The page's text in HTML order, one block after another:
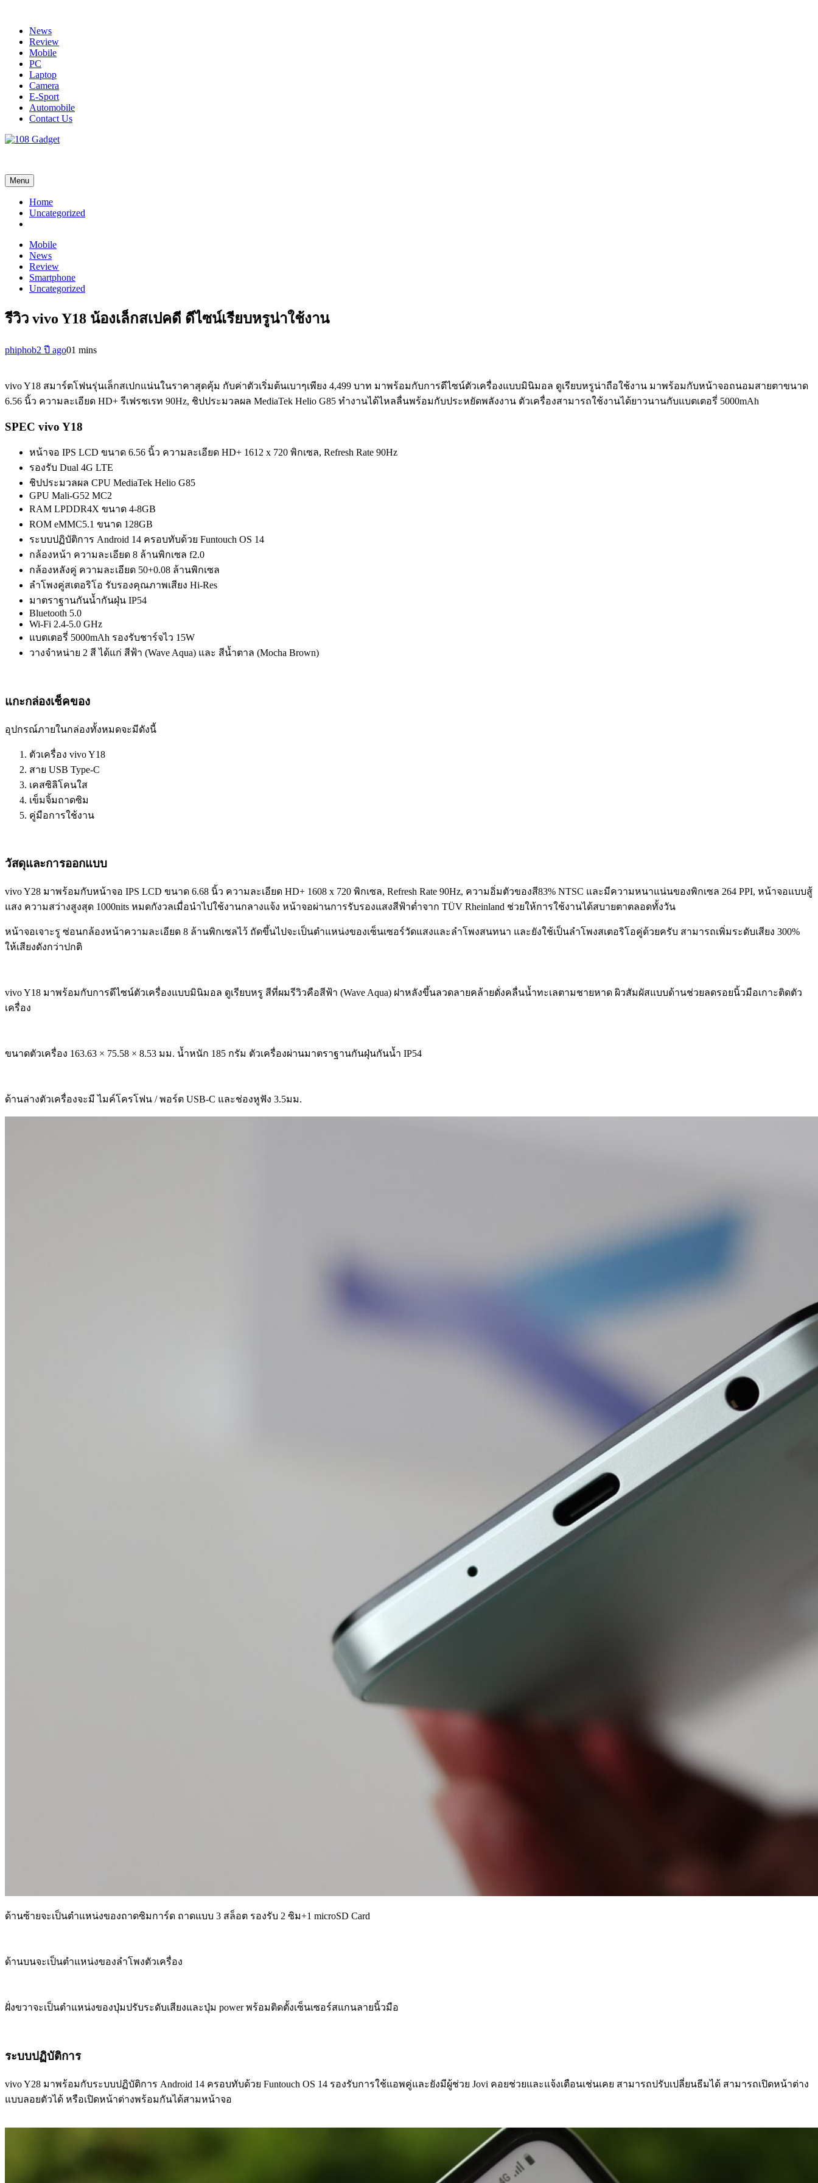
contentNews
Review
Mobile
PC
Laptop
Camera
E-Sport
Automobile
Contact Us
Menu
Home
Uncategorized
Mobile
News
Review
Smartphone
Uncategorized
รีวิว vivo Y18 น้องเล็กสเปคดี ดีไซน์เรียบหรูน่าใช้งาน
phiphob2 ปี ago01 mins
vivo Y18 สมาร์ตโฟนรุ่นเล็กสเปกแน่นในราคาสุดคุ้ม กับค่าตัวเริ่มต้นเบาๆเพียง 4,499 บาท มาพร้อมกับการดีไซน์ตัวเครื่องแบบมินิมอล ดูเรียบหรูน่าถือใช้งาน มาพร้อมกับหน้าจอถนอมสายตาขนาด
6.56 นิ้ว ความละเอียด HD+ รีเฟรชเรท 90Hz, ชิปประมวลผล MediaTek Helio G85 ทำงานได้ไหลลื่นพร้อมกับประหยัดพลังงาน ตัวเครื่องสามารถใช้งานได้ยาวนานกับแบตเตอรี่ 5000mAh
SPEC vivo Y18
หน้าจอ IPS LCD ขนาด 6.56 นิ้ว ความละเอียด HD+ 1612 x 720 พิกเซล, Refresh Rate 90Hz
รองรับ Dual 4G LTE
ชิปประมวลผล CPU MediaTek Helio G85
GPU Mali-G52 MC2
RAM LPDDR4X ขนาด 4-8GB
ROM eMMC5.1 ขนาด 128GB
ระบบปฏิบัติการ Android 14 ครอบทับด้วย Funtouch OS 14
กล้องหน้า ความละเอียด 8 ล้านพิกเซล f2.0
กล้องหลังคู่ ความละเอียด 50+0.08 ล้านพิกเซล
ลำโพงคู่สเตอริโอ รับรองคุณภาพเสียง Hi-Res
มาตราฐานกันน้ำกันฝุ่น IP54
Bluetooth 5.0
Wi-Fi 2.4-5.0 GHz
แบตเตอรี่ 5000mAh รองรับชาร์จไว 15W
วางจำหน่าย 2 สี ได้แก่ สีฟ้า (Wave Aqua) และ สีน้ำตาล (Mocha Brown)
แกะกล่องเช็คของ
อุปกรณ์ภายในกล่องทั้งหมดจะมีดังนี้
ตัวเครื่อง vivo Y18
สาย USB Type-C
เคสซิลิโคนใส
เข็มจิ้มถาดซิม
คู่มือการใช้งาน
วัสดุและการออกแบบ
vivo Y28 มาพร้อมกับหน้าจอ IPS LCD ขนาด 6.68 นิ้ว ความละเอียด HD+ 1608 x 720 พิกเซล, Refresh Rate 90Hz, ความอิ่มตัวของสี83% NTSC และมีความหนาแน่นของพิกเซล 264 PPI, หน้าจอแบบสู้
แสง ความสว่างสูงสุด 1000nits หมดกังวลเมื่อนำไปใช้งานกลางแจ้ง หน้าจอผ่านการรับรองแสงสีฟ้าต่ำจาก TÜV Rheinland ช่วยให้การใช้งานได้สบายตาตลอดทั้งวัน
หน้าจอเจาะรู ซ่อนกล้องหน้าความละเอียด 8 ล้านพิกเซลไว้ ถัดขึ้นไปจะเป็นตำแหน่งของเซ็นเซอร์วัดแสงและลำโพงสนทนา และยังใช้เป็นลำโพงสเตอริโอคู่ด้วยครับ สามารถเพิ่มระดับเสียง 300%
ให้เสียงดังกว่าปกติ
vivo Y18 มาพร้อมกับการดีไซน์ตัวเครื่องแบบมินิมอล ดูเรียบหรู สีที่ผมรีวิวคือสีฟ้า (Wave Aqua) ฝาหลังขึ้นลวดลายคล้ายดั่งคลื่นน้ำทะเลตามชายหาด ผิวสัมผัสแบบด้านช่วยลดรอยนิ้วมือเกาะติดตัว
เครื่อง
ขนาดตัวเครื่อง 163.63 × 75.58 × 8.53 มม. น้ำหนัก 185 กรัม ตัวเครื่องผ่านมาตราฐานกันฝุ่นกันน้ำ IP54
ด้านล่างตัวเครื่องจะมี ไมค์โครโฟน / พอร์ต USB-C และช่องหูฟัง 3.5มม.
ด้านซ้ายจะเป็นตำแหน่งของถาดซิมการ์ด ถาดแบบ 3 สล็อต รองรับ 2 ซิม+1 microSD Card
ด้านบนจะเป็นตำแหน่งของลำโพงตัวเครื่อง
ฝั่งขวาจะเป็นตำแหน่งของปุ่มปรับระดับเสียงและปุ่ม power พร้อมติดตั้งเซ็นเซอร์สแกนลายนิ้วมือ
ระบบปฏิบัติการ
vivo Y28 มาพร้อมกับระบบปฏิบัติการ Android 14 ครอบทับด้วย Funtouch OS 14 รองรับการใช้แอพคู่และยังมีผู้ช่วย Jovi คอยช่วยและแจ้งเตือนเช่นเคย สามารถปรับเปลี่ยนธีมได้ สามารถเปิดหน้าต่าง
แบบลอยตัวได้ หรือเปิดหน้าต่างพร้อมกันได้สามหน้าจอ